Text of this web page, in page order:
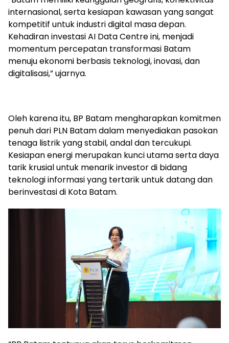
internasional, serta kesiapan kawasan yang sangat
kompetitif untuk industri digital masa depan.
Kehadiran investasi AI Data Centre ini, menjadi
momentum percepatan transformasi Batam
menuju ekonomi berbasis teknologi, inovasi, dan
digitalisasi,” ujarnya.
Oleh karena itu, BP Batam mengharapkan komitmen
penuh dari PLN Batam dalam menyediakan pasokan
tenaga listrik yang stabil, andal dan tercukupi.
Kesiapan energi merupakan kunci utama serta daya
tarik krusial untuk menarik investor di bidang
teknologi informasi yang tertarik untuk datang dan
berinvestasi di Kota Batam.